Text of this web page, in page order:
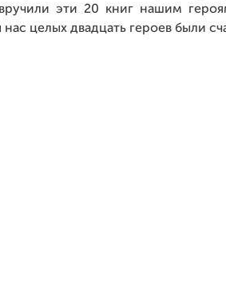
эти 20 книг нашим
нас целых двадцать героев были